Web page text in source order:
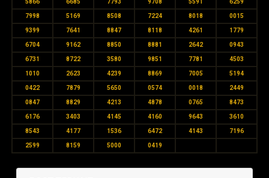
5866 6685 7793 9708 5591 6259
7998 5169 8508 7224 8018 0015
9399 7641 8847 8118 4261 1779
6704 9162 8850 8881 2642 0943
6731 8722 3580 9851 7781 4503
1010 2623 4239 8869 7005 5194
0422 7879 5650 0574 0018 2449
0847 8829 4213 4878 0765 8473
6176 3403 4145 4160 9643 3610
8543 4177 1536 6472 4143 7196
2599 8159 5000 0419